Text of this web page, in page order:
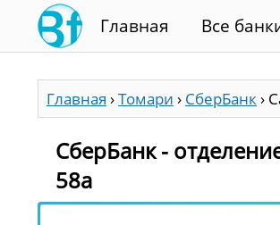
Главная Все
Главная ›Томари › СберБанк›
СберБанк -
58а